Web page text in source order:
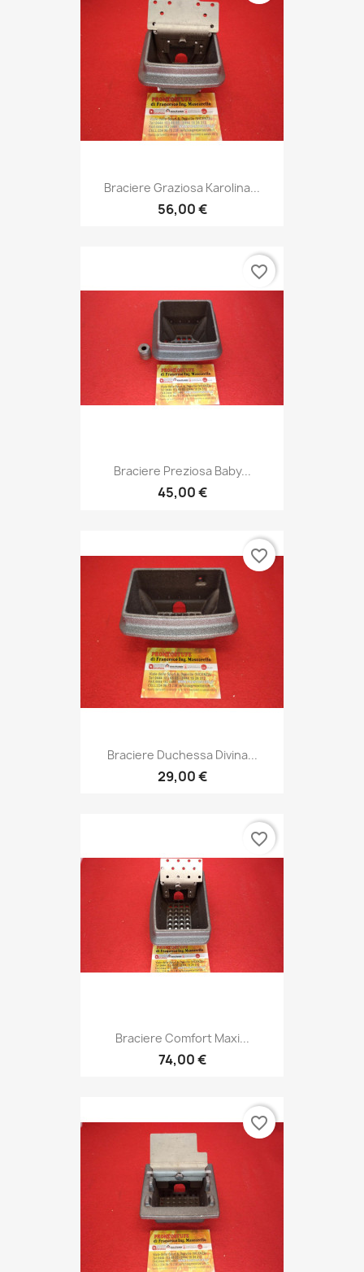
Braciere Graziosa Karolina...
56,00 €
Braciere Preziosa Baby...
45,00 €
favorite_border
Braciere Duchessa Divina...
29,00 €
favorite_border
Braciere Comfort Maxi...
74,00 €
favorite_border
favorite_border